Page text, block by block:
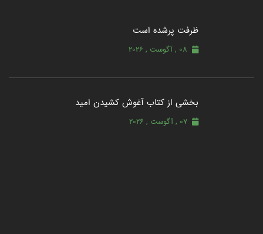
ظرفت پرشده‌ است
08 , آگوست , 2026
بخشی از کتاب آغوش کشیدن امید
07 , آگوست , 2026